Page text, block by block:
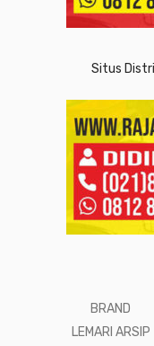
Situs
BRAND
LEMARI ARSIP